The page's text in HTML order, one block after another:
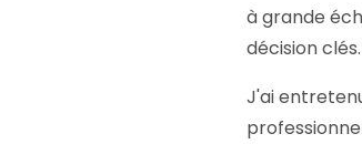
à grande
décision clés.
J'ai